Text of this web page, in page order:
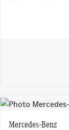
Mercedes-Benz